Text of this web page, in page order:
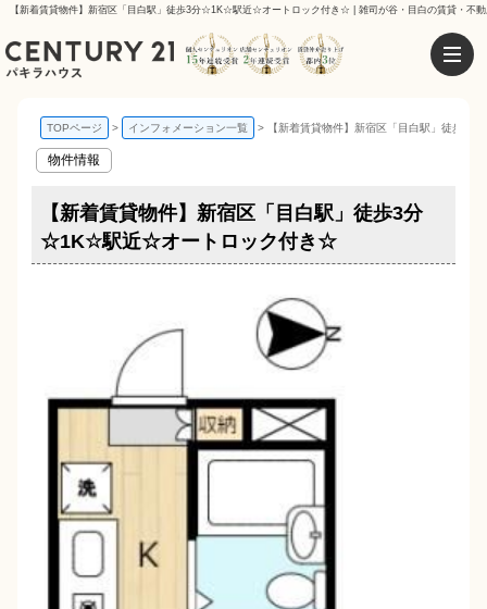
【新着賃貸物件】新宿区「目白駅」徒歩3分☆1K☆駅近☆オートロック付き☆ | 雑司が谷・目白の賃貸・不動
TOPページ インフォメーション一覧 【新着賃貸物件】新宿区「目白駅」徒歩
物件情報
【新着賃貸物件】新宿区「目白駅」徒歩3分
☆1K☆駅近☆オートロック付き☆